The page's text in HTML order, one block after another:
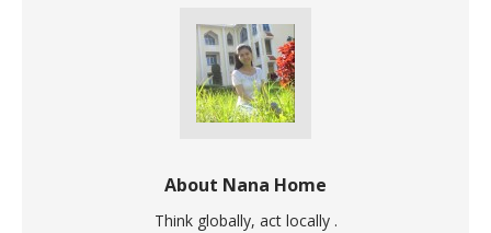
About Nana Home
Think globally, act locally .